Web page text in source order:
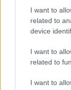
I want to
related to
device
I want to
related to
I want to
A spanyol
fogalmazott,
folyamatosan,